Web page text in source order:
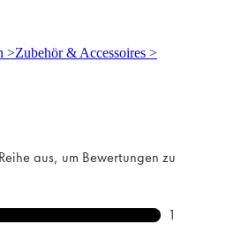
>Zubehör & Accessoires >